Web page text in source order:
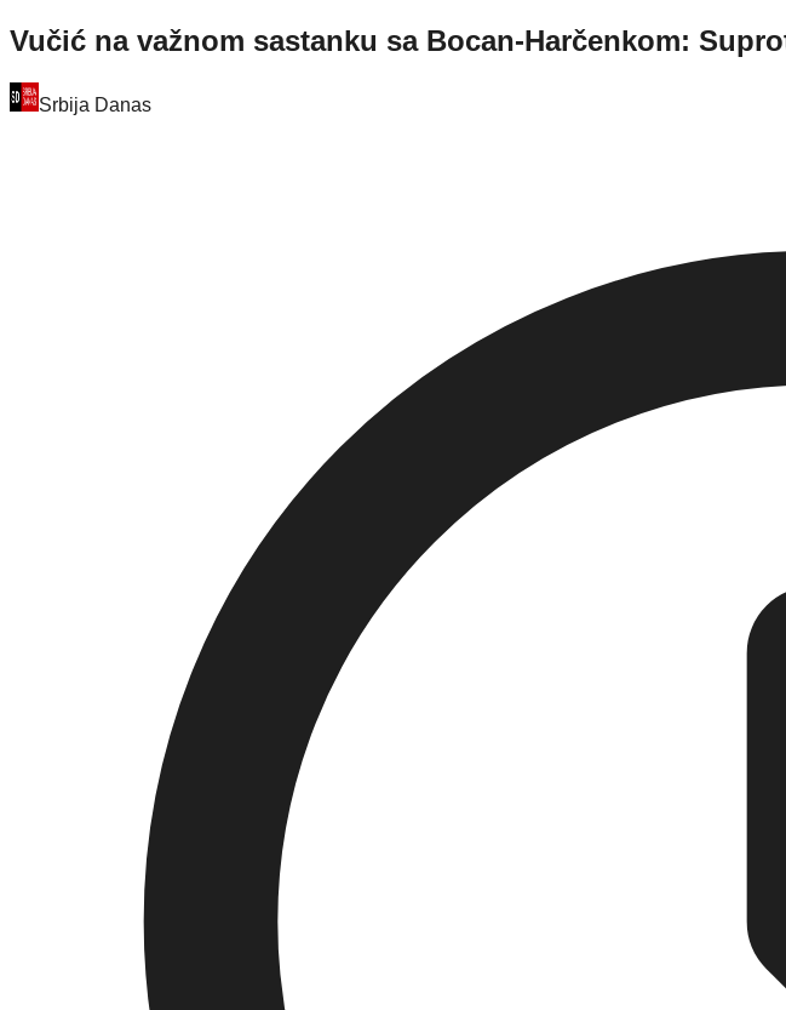
Vučić na važnom sastanku sa Bocan-Harčenkom:
Srbija Danas